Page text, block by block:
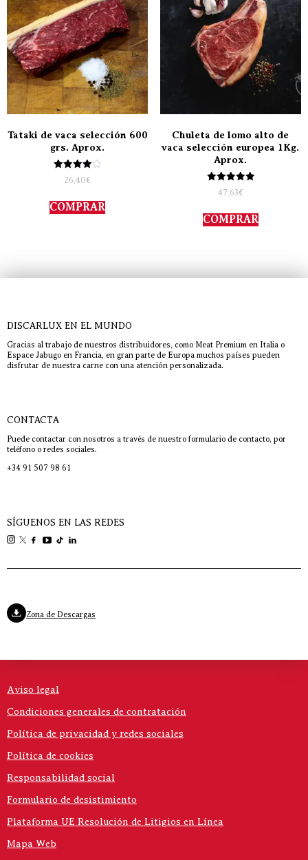
Tataki de vaca selección 600
grs. Aprox.
Valorado
con
de 5
26,40€
COMPRAR
Chuleta de lomo alto de
vaca selección europea 1Kg.
Aprox.
Valorado
con
de 5
47,63€
COMPRAR
DISCARLUX EN EL MUNDO
Gracias al trabajo de nuestros distribuidores, como Meat Premium en Italia o
Espace Jabugo en Francia, en gran parte de Europa muchos países pueden
disfrutar de nuestra carne con una atención personalizada.
CONTACTA
Puede contactar con nosotros a través de nuestro formulario de contacto, por
teléfono o redes sociales.
+34 91 507 98 61
SÍGUENOS EN LAS REDES
Zona de Descargas
Aviso legal
Condiciones generales de contratación
Política de privacidad y redes sociales
Política de cookies
Responsabilidad social
Formulario de desistimiento
Plataforma UE Resolución de Litigios en Línea
Mapa Web